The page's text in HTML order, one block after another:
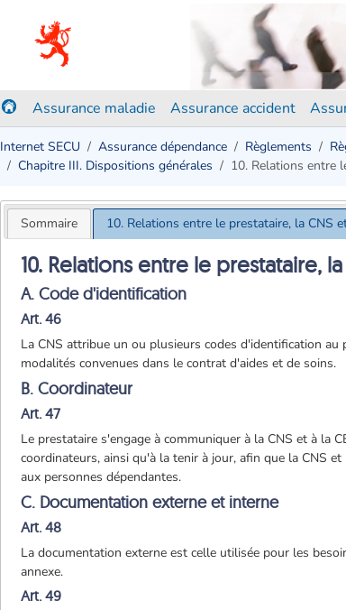
Assurance maladie Assurance accident
Internet SECU Assurance dépendance Règlements
Chapitre III. Dispositions générales
10. Relations entre
Sommaire 10. Relations entre le prestataire, la CNS
10. Relations entre le prestataire,
A. Code d'identification
Art. 46
La CNS attribue un ou plusieurs codes d'identification
modalités convenues dans le contrat d'aides et de soins.
B. Coordinateur
Art. 47
Le prestataire s'engage à communiquer à la CNS et à la
coordinateurs, ainsi qu'à la tenir à jour, afin que la CNS
aux personnes dépendantes.
C. Documentation externe et interne
Art. 48
La documentation externe est celle utilisée pour les
annexe.
Art. 49